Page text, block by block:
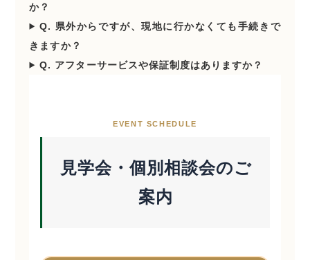
か？
Q. 県外からですが、現地に行かなくても手続きで
きますか？
Q. アフターサービスや保証制度はありますか？
EVENT SCHEDULE
見学会・個別相談会のご
案内